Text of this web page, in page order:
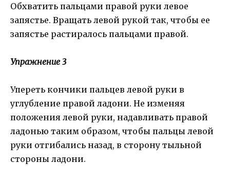
Обхватить пальцами правой руки левое
запястье. Вращать левой рукой так, чтобы ее
запястье растиралось пальцами правой.
Упражнение 3
Упереть кончики пальцев левой руки в
углубление правой ладони. Не изменяя
положения левой руки, надавливать правой
ладонью таким образом, чтобы пальцы левой
руки отгибались назад, в сторону тыльной
стороны ладони.